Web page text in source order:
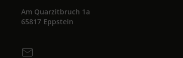
Am Quarzitbruch 1a
65817 Eppstein